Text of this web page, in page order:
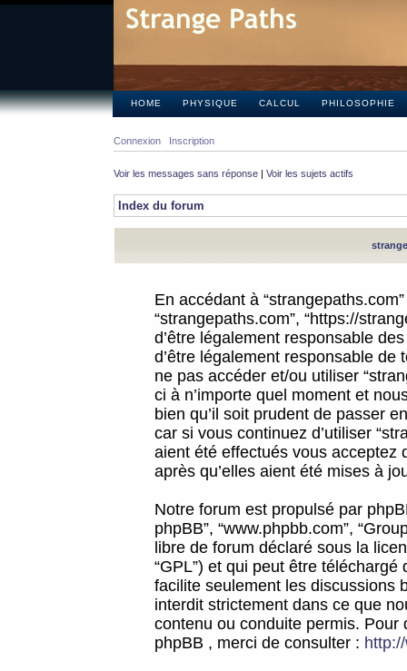
HOME PHYSIQUE CALCUL PHILOSOPHIE
Connexion Inscription
Voir les messages sans réponse | Voir les sujets actifs
Index du forum
En accédant à
“strangepaths.com”, “https://
d’être légalement responsable
d’être légalement responsable
ne pas accéder et/ou utiliser
ci à n’importe quel moment et
bien qu’il soit prudent de passer
car si vous continuez d’utiliser
aient été effectués vous acceptez
après qu’elles aient été mises à
Notre forum est propulsé par
phpBB”, “www.phpbb.com”,
libre de forum déclaré sous la
“GPL”) et qui peut être téléchargé
facilite seulement les discussions
interdit strictement dans ce que
contenu ou conduite permis.
phpBB , merci de consulter :